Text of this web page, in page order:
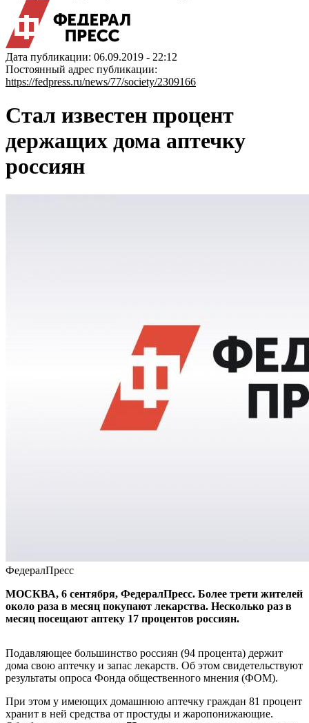
Дата публикации: 06.09.2019 - 22:12
Постоянный адрес публикации:
https://fedpress.ru/news/77/society/2309166
Стал известен процент
держащих дома аптечку
россиян
ФедералПресс
МОСКВА, 6 сентября, ФедералПресс. Более трети жителей
около раза в месяц покупают лекарства. Несколько раз в
месяц посещают аптеку 17 процентов россиян.
Подавляющее большинство россиян (94 процента) держит
дома свою аптечку и запас лекарств. Об этом свидетельствуют
результаты опроса Фонда общественного мнения (ФОМ).
При этом у имеющих домашнюю аптечку граждан 81 процент
хранит в ней средства от простуды и жаропонижающие.